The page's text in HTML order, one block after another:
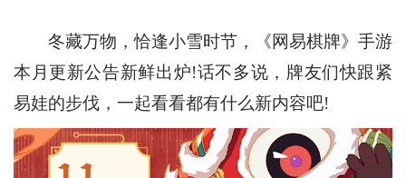
冬藏万物，恰逢小雪时节，《网易棋牌》手游
本月更新公告新鲜出炉!话不多说，牌友们快跟紧
易娃的步伐，一起看看都有什么新内容吧!